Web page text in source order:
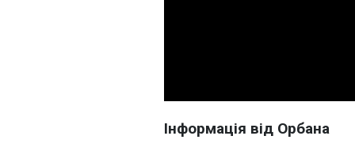
Інформація від Орбана